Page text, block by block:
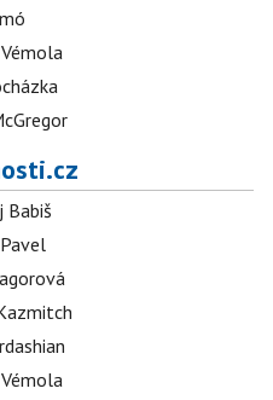
Babiš